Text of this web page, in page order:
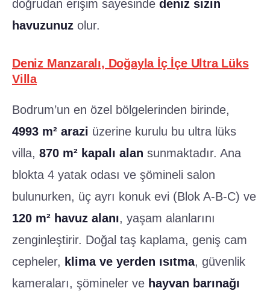
doğrudan erişim sayesinde deniz sizin
havuzunuz olur.
Deniz Manzaralı, Doğayla İç İçe Ultra Lüks
Villa
Bodrum’un en özel bölgelerinden birinde,
4993 m² arazi üzerine kurulu bu ultra lüks
villa, 870 m² kapalı alan sunmaktadır. Ana
blokta 4 yatak odası ve şömineli salon
bulunurken, üç ayrı konuk evi (Blok A-B-C) ve
120 m² havuz alanı, yaşam alanlarını
zenginleştirir. Doğal taş kaplama, geniş cam
cepheler, klima ve yerden ısıtma, güvenlik
kameraları, şömineler ve hayvan barınağı